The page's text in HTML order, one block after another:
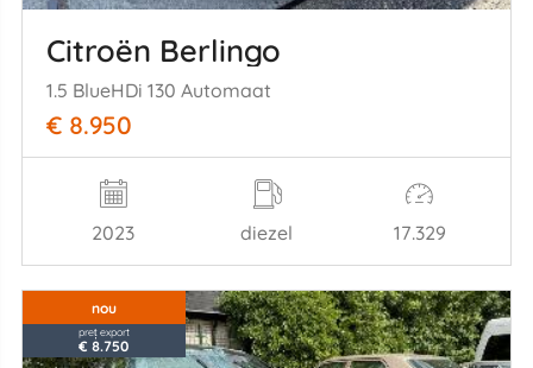
Citroën Berlingo
1.5 BlueHDi 130 Automaat
€ 8.950
2023 diezel 17.329
nou
preț export
€ 8.750